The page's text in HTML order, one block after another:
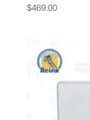
$469.00